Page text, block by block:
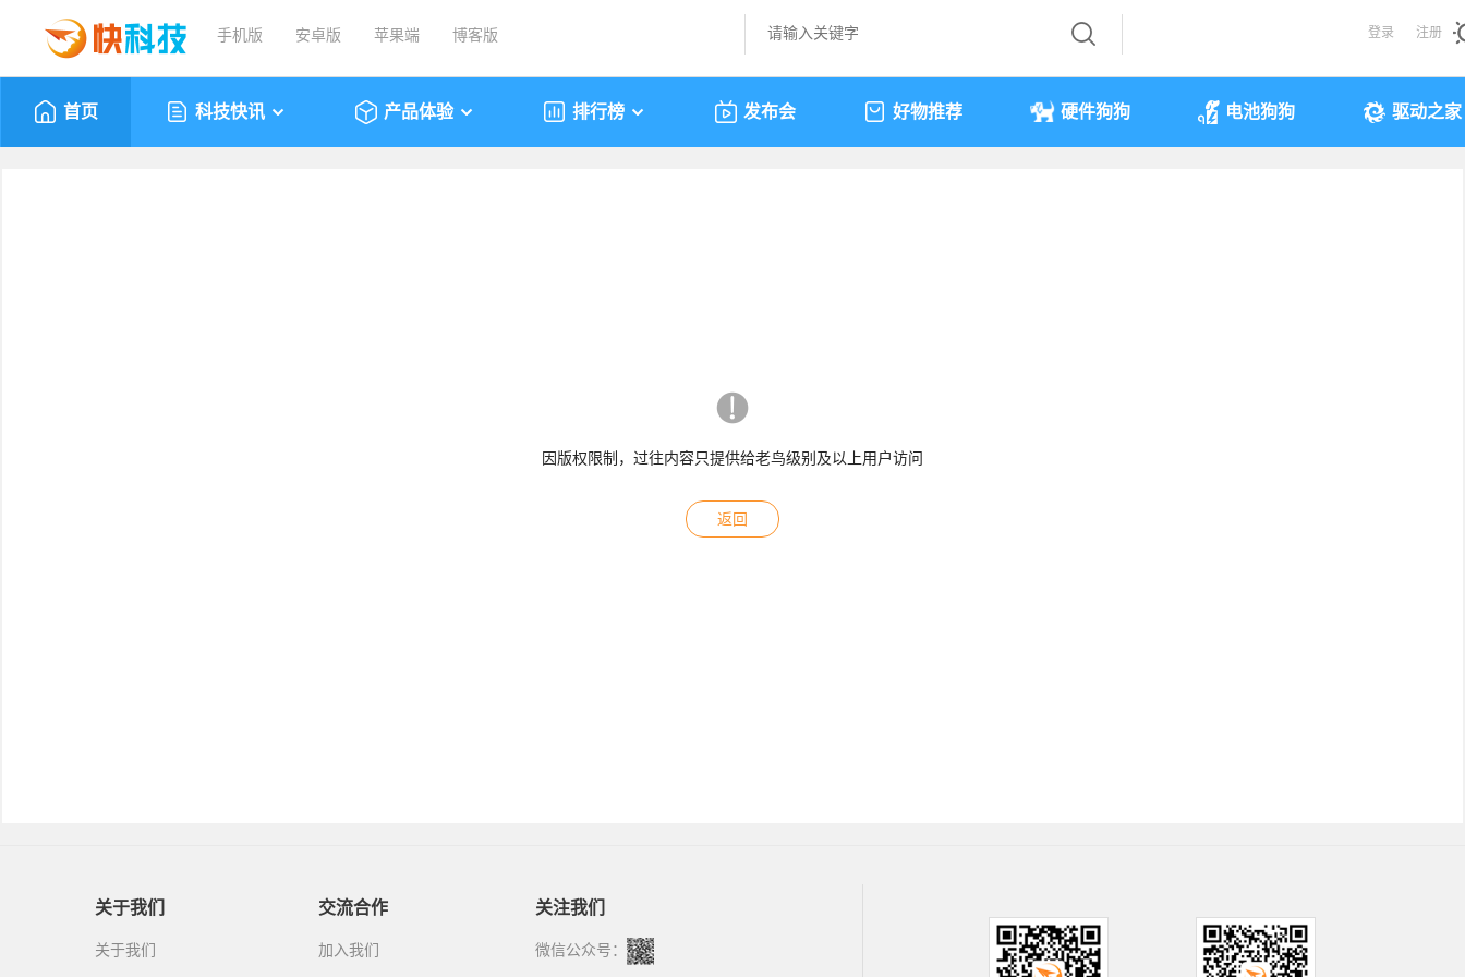
手机版 安卓版 苹果端 博客版 登录 注册
首页 科技快讯 产品体验 排行榜 发布会 好物推荐 硬件狗狗 电池狗狗 驱动之家
因版权限制，过往内容只提供给老鸟级别及以上用户访问
返回
关于我们
关于我们
交流合作
加入我们
关注我们
微信公众号：